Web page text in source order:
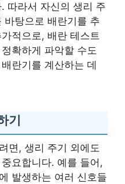
따라서 자신의 생리 주
바탕으로 배란기를 추
적으로, 배란 테스트
확하게 파악할 수도
란기를 계산하는 데
기
면, 생리 주기 외에도
요합니다. 예를 들어,
발생하는 여러 신호들